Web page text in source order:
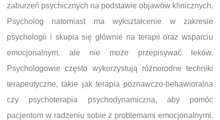
zaburzeń psychicznych na podstawie objawów klinicznych.
Psycholog natomiast ma wykształcenie w zakresie
psychologii i skupia się głównie na terapii oraz wsparciu
emocjonalnym, ale nie może przepisywać leków.
Psychologowie często wykorzystują różnorodne techniki
terapeutyczne, takie jak terapia poznawczo-behawioralna
czy psychoterapia psychodynamiczna, aby pomóc
pacjentom w radzeniu sobie z problemami emocjonalnymi.